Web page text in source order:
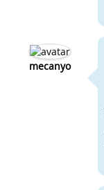
mecanyo